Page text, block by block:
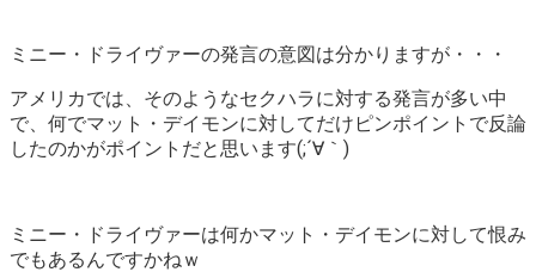
ミニー・ドライヴァーの発言の意図は分かりますが・・・
アメリカでは、そのようなセクハラに対する発言が多い中
で、何でマット・デイモンに対してだけピンポイントで反論
したのかがポイントだと思います(;´∀｀)
ミニー・ドライヴァーは何かマット・デイモンに対して恨み
でもあるんですかねｗ